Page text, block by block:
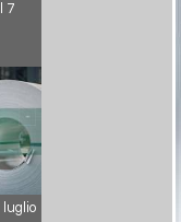
7
luglio